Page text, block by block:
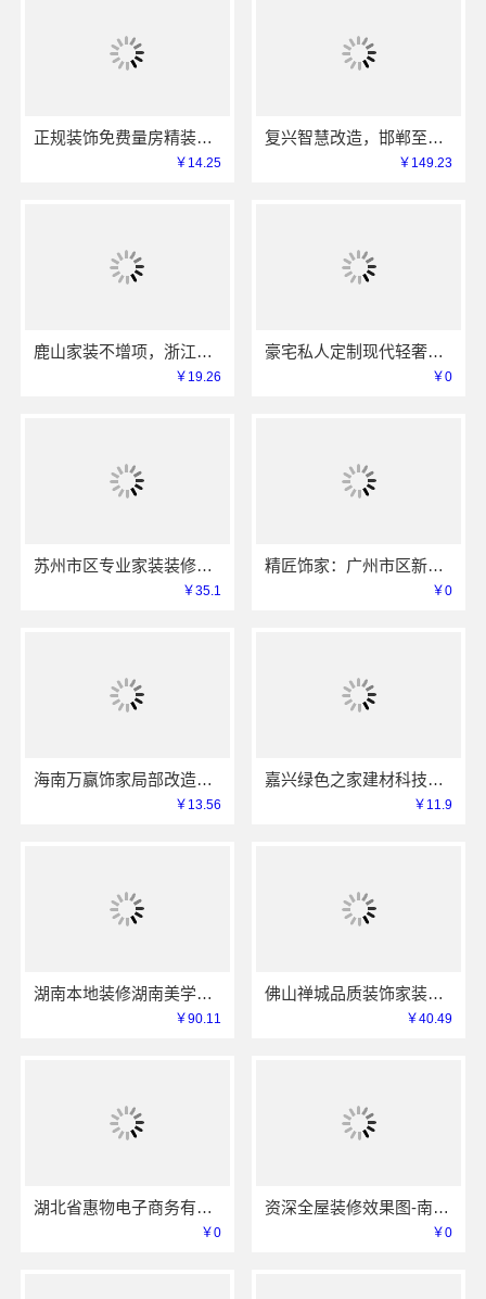
正规装饰免费量房精装就选浙江臻美新型建材有限公司
￥14.25
复兴智慧改造，邯郸至臻全宅新材料有限公司高分子技术重塑居住空间
￥149.23
鹿山家装不增项，浙江宜美嘉装饰工程有限公司承诺透明报价
￥19.26
豪宅私人定制现代轻奢流程江苏东钢金属家居有限公司
￥0
苏州市区专业家装装修多少钱？百年豪庭全屋定制报价
￥35.1
精匠饰家：广州市区新房设计施工一体
￥0
海南万赢饰家局部改造家装明细报价精准透明
￥13.56
嘉兴绿色之家建材科技有限公司-同城专业家装团队环保
￥11.9
湖南本地装修湖南美学筑家建材商铺装修，本地工艺防潮防霉
￥90.11
佛山禅城品质装饰家装施工选佛山市雅居美家建筑装饰工程有限公司
￥40.49
湖北省惠物电子商务有限公司：畅销生鲜食品软件功能全解析
￥0
资深全屋装修效果图-南通宏域全宅装饰建材有限公司
￥0